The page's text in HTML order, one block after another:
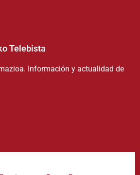
Telebista
Información y actualidad de